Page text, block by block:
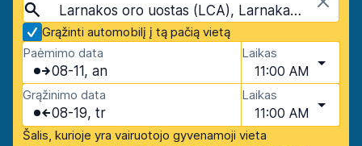
Larnakos oro uostas (LCA), Larnaka, Kipras
Grąžinti automobilį į tą pačią vietą
Paėmimo data
08-11, an
Laikas
11:00 AM
Grąžinimo data
08-19, tr
Laikas
11:00 AM
Šalis, kurioje yra vairuotojo gyvenamoji vieta